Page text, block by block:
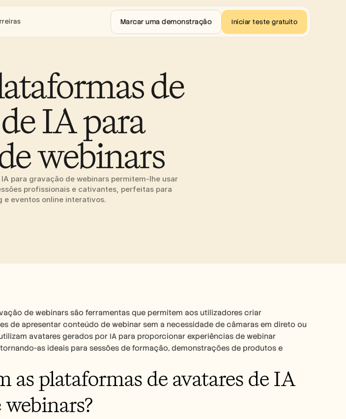
de
IA para
webinars
para gravação de webinars permitem-lhe usar
profissionais e cativantes, perfeitas para
e eventos online interativos.
de webinars são ferramentas que permitem aos utilizadores criar
de apresentar conteúdo de webinar sem a necessidade de câmaras em direto ou
avatares gerados por IA para proporcionar experiências de webinar
as ideais para sessões de formação, demonstrações de produtos e
as plataformas de avatares de IA
webinars?
Marcar uma demonstração Iniciar teste gratuito